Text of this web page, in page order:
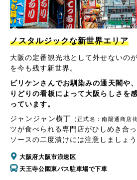
ノスタルジックな新世界エリア
大阪の定番観光地として外せないの
を今も残す新世界。
ビリケンさんでお馴染みの通天閣や
りどりの看板によって大阪らしさを
っています。
ジャンジャン横丁
（正式名：南陽通商店街
ツが食べられる専門店がひしめき合っ
ソースの二度漬けには注意しましょう
大阪府大阪市浪速区
天王寺公園東バス駐車場で下車